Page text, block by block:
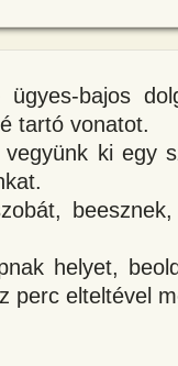
bajos
tartó vonatot.
ki egy
helyet,
perc elteltével